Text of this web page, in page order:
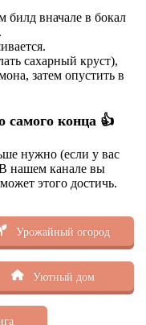
билд вначале в бокал
сахарный круст),
затем опустить в
самого конца 👍
нужно (если у вас
нашем канале вы
этого достичь.
Урожайный огород
Уютный дом